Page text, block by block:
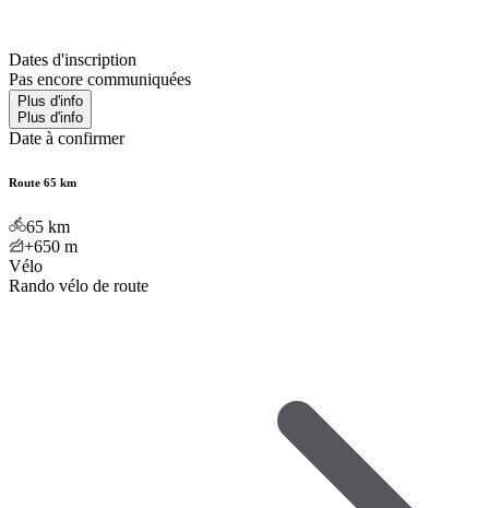
Dates d'inscription
Pas encore communiquées
Plus d'info
Plus d'info
Date à confirmer
Route 65 km
65 km
+650 m
Vélo
Rando vélo de route